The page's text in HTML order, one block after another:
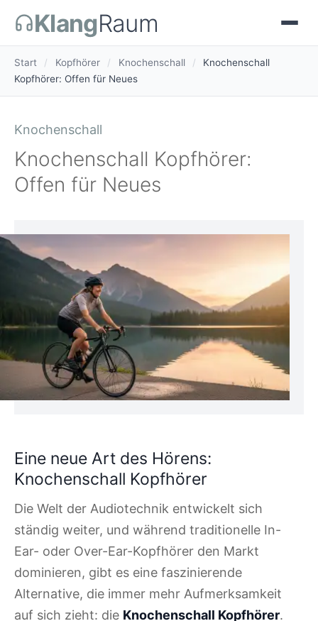
KlangRaum
Start / Kopfhörer / Knochenschall /
Knochenschall
Kopfhörer: Offen für Neues
Knochenschall
Knochenschall Kopfhörer:
Offen für Neues
Eine neue Art des Hörens:
Knochenschall Kopfhörer
Die Welt der Audiotechnik entwickelt sich
ständig weiter, und während traditionelle In-
Ear- oder Over-Ear-Kopfhörer den Markt
dominieren, gibt es eine faszinierende
Alternative, die immer mehr Aufmerksamkeit
auf sich zieht: die Knochenschall Kopfhörer.